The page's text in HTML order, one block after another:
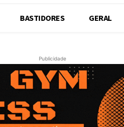
BASTIDORES GERAL
Publicidade